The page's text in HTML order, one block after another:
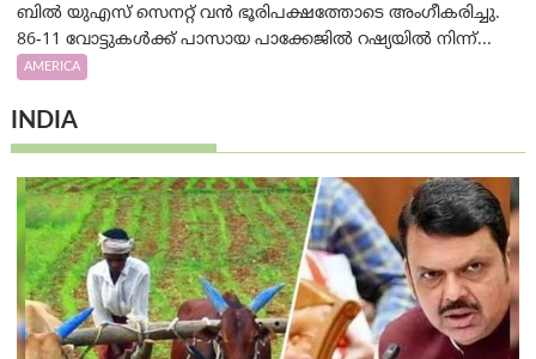
ബിൽ യുഎസ് സെനറ്റ് വൻ ഭൂരിപക്ഷത്തോടെ അംഗീകരിച്ചു.
86-11 വോട്ടുകൾക്ക് പാസായ പാക്കേജിൽ റഷ്യയിൽ നിന്ന്...
AMERICA
INDIA